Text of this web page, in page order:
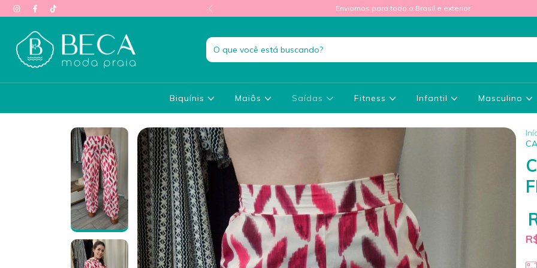
grátis acima de R$500 Enviamos para todo o Brasil e exterior
Biquínis Maiôs Saídas Fitness Infantil Masculino